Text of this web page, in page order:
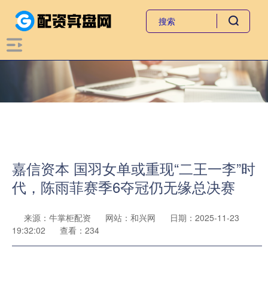
嘉信资本 国羽女单或重现“二王一李”时
代，陈雨菲赛季6夺冠仍无缘总决赛
来源：牛掌柜配资 网站：和兴网
日期：2025-11-23
19:32:02
查看：234